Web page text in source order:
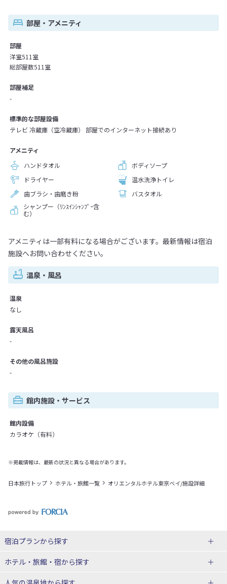
部屋・アメニティ
部屋
洋室511室
総部屋数511室
部屋補足
-
標準的な部屋設備
テレビ 冷蔵庫（空冷蔵庫） 部屋でのインターネット接続あり
アメニティ
ハンドタオル
ボディソープ
ドライヤー
温水洗浄トイレ
歯ブラシ・歯磨き粉
バスタオル
シャンプー（ﾘﾝｽｲﾝｼｬﾝﾌﾟｰ含
む）
アメニティは一部有料になる場合がございます。最新情報は宿泊
施設へお問い合わせください。
温泉・風呂
温泉
なし
露天風呂
-
その他の風呂施設
-
館内施設・サービス
館内設備
カラオケ（有料）
※掲載情報は、最新の状況と異なる場合があります。
日本旅行トップ ホテル・旅館一覧 オリエンタルホテル東京ベイ/施設詳細
宿泊プランから探す
北海道
東北
ホテル・旅館・宿から探す